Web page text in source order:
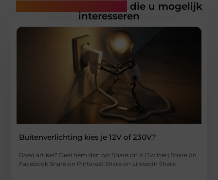
die u mogelijk
interesseren
Buitenverlichting kies je 12V of 230V?
Goed artikel? Deel hem dan op: Share on X (Twitter) Share on
Facebook Share on Pinterest Share on LinkedIn Share